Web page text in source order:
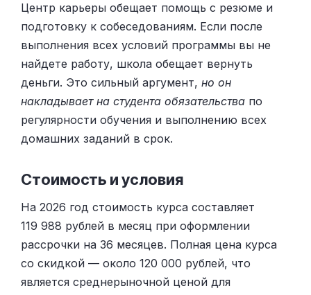
Центр карьеры обещает помощь с резюме и
подготовку к собеседованиям. Если после
выполнения всех условий программы вы не
найдете работу, школа обещает вернуть
деньги. Это сильный аргумент, но он
накладывает на студента обязательства по
регулярности обучения и выполнению всех
домашних заданий в срок.
Стоимость и условия
На 2026 год стоимость курса составляет
119 988 рублей в месяц при оформлении
рассрочки на 36 месяцев. Полная цена курса
со скидкой — около 120 000 рублей, что
является среднерыночной ценой для